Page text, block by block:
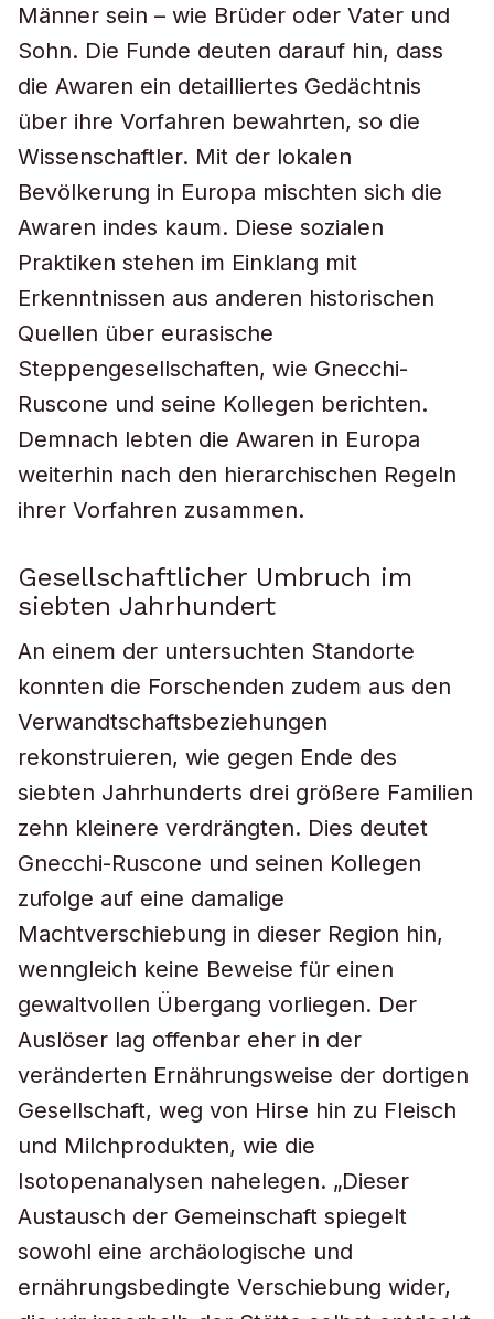
Männer sein – wie Brüder oder Vater und
Sohn. Die Funde deuten darauf hin, dass
die Awaren ein detailliertes Gedächtnis
über ihre Vorfahren bewahrten, so die
Wissenschaftler. Mit der lokalen
Bevölkerung in Europa mischten sich die
Awaren indes kaum. Diese sozialen
Praktiken stehen im Einklang mit
Erkenntnissen aus anderen historischen
Quellen über eurasische
Steppengesellschaften, wie Gnecchi-
Ruscone und seine Kollegen berichten.
Demnach lebten die Awaren in Europa
weiterhin nach den hierarchischen Regeln
ihrer Vorfahren zusammen.
Gesellschaftlicher Umbruch im
siebten Jahrhundert
An einem der untersuchten Standorte
konnten die Forschenden zudem aus den
Verwandtschaftsbeziehungen
rekonstruieren, wie gegen Ende des
siebten Jahrhunderts drei größere Familien
zehn kleinere verdrängten. Dies deutet
Gnecchi-Ruscone und seinen Kollegen
zufolge auf eine damalige
Machtverschiebung in dieser Region hin,
wenngleich keine Beweise für einen
gewaltvollen Übergang vorliegen. Der
Auslöser lag offenbar eher in der
veränderten Ernährungsweise der dortigen
Gesellschaft, weg von Hirse hin zu Fleisch
und Milchprodukten, wie die
Isotopenanalysen nahelegen. „Dieser
Austausch der Gemeinschaft spiegelt
sowohl eine archäologische und
ernährungsbedingte Verschiebung wider,